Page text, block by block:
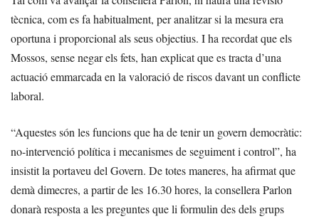
tècnica, com es fa habitualment, per analitzar si la mesura era
oportuna i proporcional als seus objectius. I ha recordat que els
Mossos, sense negar els fets, han explicat que es tracta d’una
actuació emmarcada en la valoració de riscos davant un conflicte
laboral.
“Aquestes són les funcions que ha de tenir un govern democràtic:
no-intervenció política i mecanismes de seguiment i control”, ha
insistit la portaveu del Govern. De totes maneres, ha afirmat que
demà dimecres, a partir de les 16.30 hores, la consellera Parlon
donarà resposta a les preguntes que li formulin des dels grups